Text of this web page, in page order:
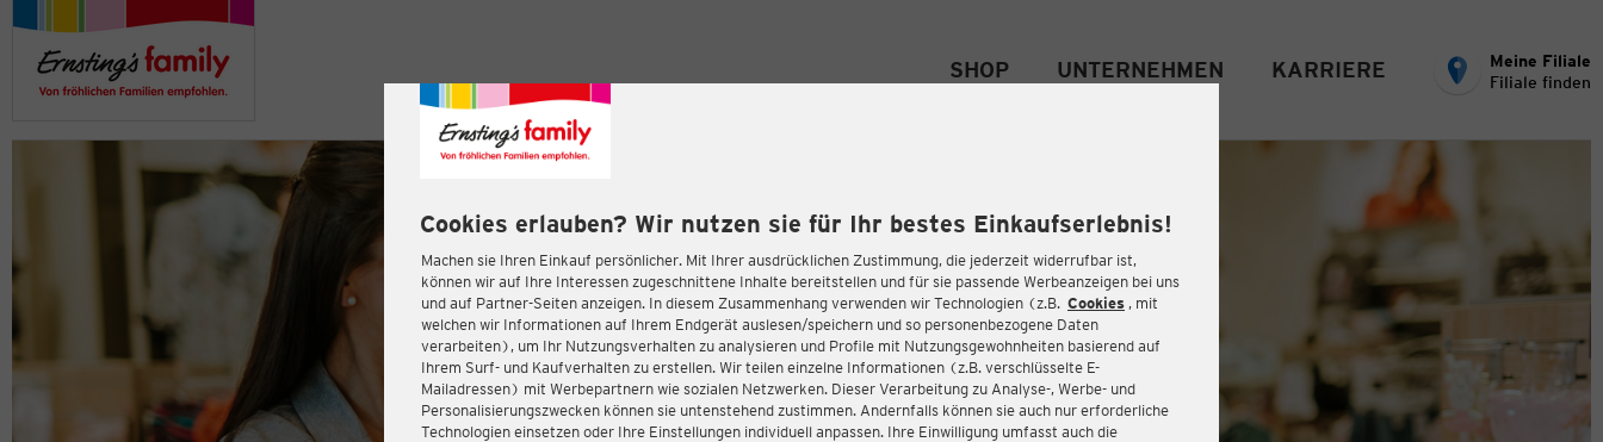
Cookies erlauben? Wir nutzen sie für Ihr bestes Einkaufserlebnis!
Machen sie Ihren Einkauf persönlicher. Mit Ihrer ausdrücklichen Zustimmung, die jederzeit widerrufbar ist,
können wir auf Ihre Interessen zugeschnittene Inhalte bereitstellen und für sie passende Werbeanzeigen bei uns
und auf Partner-Seiten anzeigen. In diesem Zusammenhang verwenden wir Technologien (z.B. Cookies , mit
welchen wir Informationen auf Ihrem Endgerät auslesen/speichern und so personenbezogene Daten
verarbeiten), um Ihr Nutzungsverhalten zu analysieren und Profile mit Nutzungsgewohnheiten basierend auf
Ihrem Surf- und Kaufverhalten zu erstellen. Wir teilen einzelne Informationen (z.B. verschlüsselte E-
Mailadressen) mit Werbepartnern wie sozialen Netzwerken. Dieser Verarbeitung zu Analyse-, Werbe- und
Personalisierungszwecken können sie untenstehend zustimmen. Andernfalls können sie auch nur erforderliche
Technologien einsetzen oder Ihre Einstellungen individuell anpassen. Ihre Einwilligung umfasst auch die
SHOP UNTERNEHMEN KARRIERE
Meine Filiale
Filiale finden